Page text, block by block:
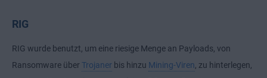
RIG
RIG wurde benutzt, um eine riesige Menge an Payloads, von
Ransomware über Trojaner bis hinzu Mining-Viren , zu hinterlegen,